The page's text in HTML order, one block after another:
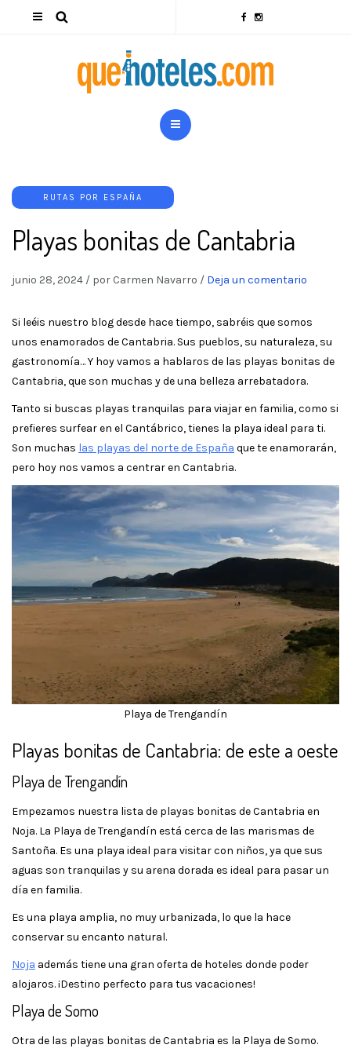
RUTAS POR ESPAÑA
Playas bonitas de Cantabria
junio 28, 2024 / por Carmen Navarro / Deja un comentario
Si leéis nuestro blog desde hace tiempo, sabréis que somos
unos enamorados de Cantabria. Sus pueblos, su naturaleza, su
gastronomía… Y hoy vamos a hablaros de las playas bonitas de
Cantabria, que son muchas y de una belleza arrebatadora.
Tanto si buscas playas tranquilas para viajar en familia, como si
prefieres surfear en el Cantábrico, tienes la playa ideal para ti.
Son muchas las playas del norte de España que te enamorarán,
pero hoy nos vamos a centrar en Cantabria.
Playa de Trengandín
Playas bonitas de Cantabria: de este a oeste
Playa de Trengandín
Empezamos nuestra lista de playas bonitas de Cantabria en
Noja. La Playa de Trengandín está cerca de las marismas de
Santoña. Es una playa ideal para visitar con niños, ya que sus
aguas son tranquilas y su arena dorada es ideal para pasar un
día en familia.
Es una playa amplia, no muy urbanizada, lo que la hace
conservar su encanto natural.
Noja además tiene una gran oferta de hoteles donde poder
alojaros. ¡Destino perfecto para tus vacaciones!
Playa de Somo
Otra de las playas bonitas de Cantabria es la Playa de Somo.